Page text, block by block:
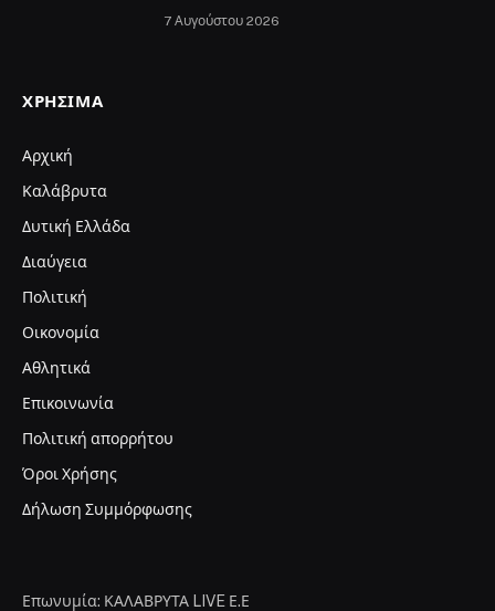
7 Αυγούστου 2026
ΧΡΉΣΙΜΑ
Αρχική
Καλάβρυτα
Δυτική Ελλάδα
Διαύγεια
Πολιτική
Οικονομία
Αθλητικά
Επικοινωνία
Πολιτική απορρήτου
Όροι Χρήσης
Δήλωση Συμμόρφωσης
Επωνυμία: ΚΑΛΑΒΡΥΤΑ LIVE Ε.Ε